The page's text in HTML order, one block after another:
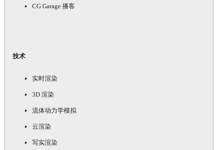
CG Garage 播客
技术
实时渲染
3D 渲染
流体动力学模拟
云渲染
写实渲染